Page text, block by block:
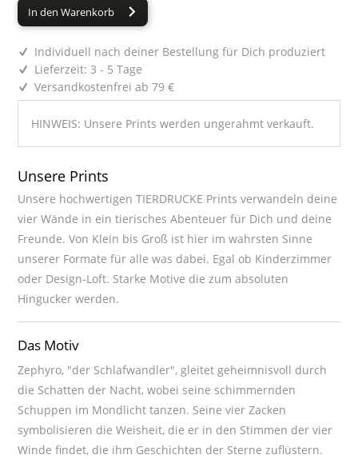
In den Warenkorb
Individuell nach deiner Bestellung für Dich produziert
Lieferzeit: 3 - 5 Tage
Versandkostenfrei ab 79 €
HINWEIS: Unsere Prints werden ungerahmt verkauft.
Unsere Prints
Unsere hochwertigen TIERDRUCKE Prints verwandeln deine
vier Wände in ein tierisches Abenteuer für Dich und deine
Freunde. Von Klein bis Groß ist hier im wahrsten Sinne
unserer Formate für alle was dabei. Egal ob Kinderzimmer
oder Design-Loft. Starke Motive die zum absoluten
Hingucker werden.
Das Motiv
Zephyro, "der Schlafwandler", gleitet geheimnisvoll durch
die Schatten der Nacht, wobei seine schimmernden
Schuppen im Mondlicht tanzen. Seine vier Zacken
symbolisieren die Weisheit, die er in den Stimmen der vier
Winde findet, die ihm Geschichten der Sterne zuflüstern.